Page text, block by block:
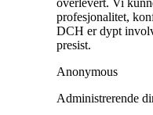
overlevert. Vi
profesjonalitet,
DCH er dypt
presist.
Anonymous
Administrerende